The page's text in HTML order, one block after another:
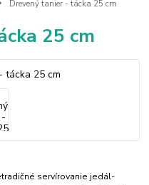
Drevený tanier - tácka 25 cm
25 cm
servírovanie jedál-